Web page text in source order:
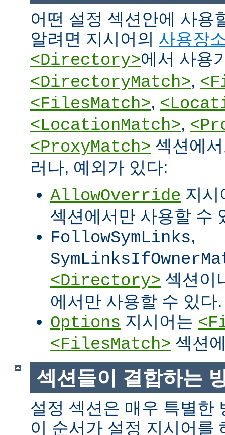
어떤 설정 섹션안에 사용
알려면 지시어의 사용장
<Directory>에서 사용
<DirectoryMatch>,
<FilesMatch>,
<LocationMatch>,
<ProxyMatch> 섹션에
러나, 예외가 있다:
AllowOverride 지
섹션에서만 사용할 수
FollowSymLinks,
<Directory> 섹션이
에서만 사용할 수 있다.
Options 지시어는
<FilesMatch> 섹션
섹션들이 결합하는
설정 섹션은 매우 특별한
이 순서가 설정 지시어를